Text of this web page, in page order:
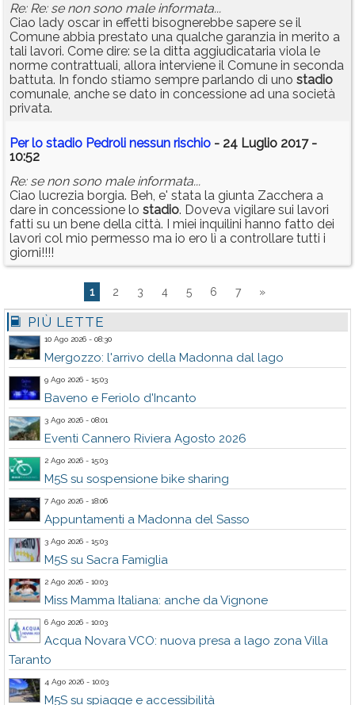
Re: Re: se non sono male informata...
Ciao lady oscar in effetti bisognerebbe sapere se il
Comune abbia prestato una qualche garanzia in merito a
tali lavori. Come dire: se la ditta aggiudicataria viola le
norme contrattuali, allora interviene il Comune in seconda
battuta. In fondo stiamo sempre parlando di uno stadio
comunale, anche se dato in concessione ad una società
privata.
Per lo stadio Pedroli nessun rischio - 24 Luglio 2017 -
10:52
Re: se non sono male informata...
Ciao lucrezia borgia. Beh, e' stata la giunta Zacchera a
dare in concessione lo stadio. Doveva vigilare sui lavori
fatti su un bene della città. I miei inquilini hanno fatto dei
lavori col mio permesso ma io ero lì a controllare tutti i
giorni!!!!
1 2 3 4 5 6 7 »
PIÙ LETTE
10 Ago 2026 - 08:30
Mergozzo: l'arrivo della Madonna dal lago
9 Ago 2026 - 15:03
Baveno e Feriolo d'Incanto
3 Ago 2026 - 08:01
Eventi Cannero Riviera Agosto 2026
2 Ago 2026 - 15:03
M5S su sospensione bike sharing
7 Ago 2026 - 18:06
Appuntamenti a Madonna del Sasso
3 Ago 2026 - 15:03
M5S su Sacra Famiglia
2 Ago 2026 - 10:03
Miss Mamma Italiana: anche da Vignone
6 Ago 2026 - 10:03
Acqua Novara VCO: nuova presa a lago zona Villa
Taranto
4 Ago 2026 - 10:03
M5S su spiagge e accessibilità